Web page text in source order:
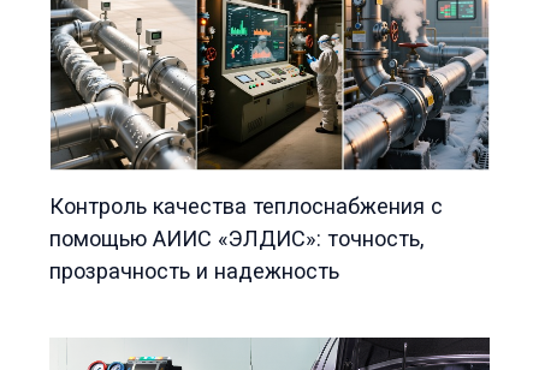
Контроль качества теплоснабжения с
помощью АИИС «ЭЛДИС»: точность,
прозрачность и надежность